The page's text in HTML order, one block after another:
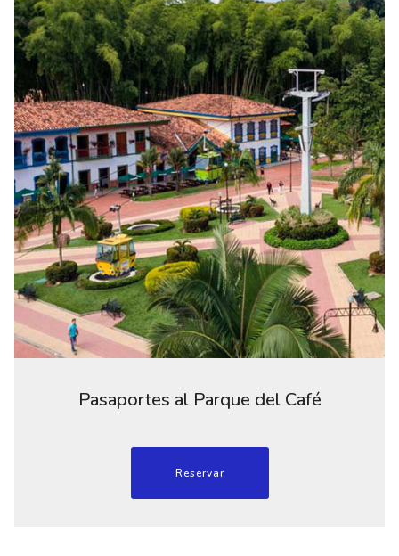
Pasaportes al Parque del Café
Reservar